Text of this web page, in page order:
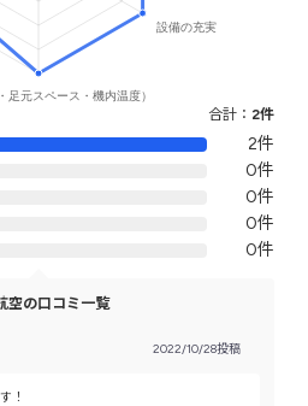
合計： 2件
2件
0件
0件
0件
0件
空の口コミ一覧
2022/10/28投稿
！